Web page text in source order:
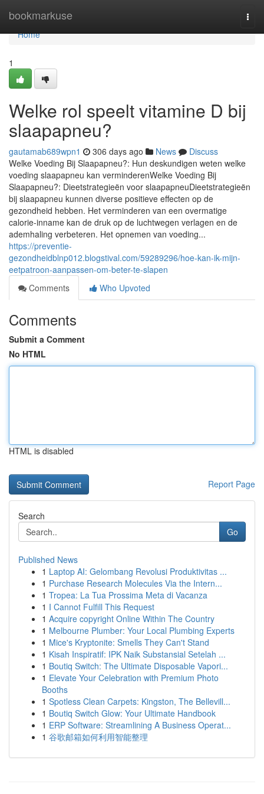
bookmarkuse
Home
Home
1
Welke rol speelt vitamine D bij
slaapapneu?
gautamab689wpn1 306 days ago News
Discuss
Welke Voeding Bij Slaapapneu?: Hun deskundigen weten welke
voeding slaapapneu kan verminderenWelke Voeding Bij
Slaapapneu?: Dieetstrategieën voor slaapapneuDieetstrategieën
bij slaapapneu kunnen diverse positieve effecten op de
gezondheid hebben. Het verminderen van een overmatige
calorie-inname kan de druk op de luchtwegen verlagen en de
ademhaling verbeteren. Het opnemen van voeding...
https://preventie-
gezondheidblnp012.blogstival.com/59289296/hoe-kan-ik-mijn-
eetpatroon-aanpassen-om-beter-te-slapen
Comments
Who Upvoted
Comments
Submit a Comment
No HTML
HTML is disabled
Report Page
Search
Go
Published News
1 Laptop AI: Gelombang Revolusi Produktivitas ...
1 Purchase Research Molecules Via the Intern...
1 Tropea: La Tua Prossima Meta di Vacanza
1 I Cannot Fulfill This Request
1 Acquire copyright Online Within The Country
1 Melbourne Plumber: Your Local Plumbing Experts
1 Mice's Kryptonite: Smells They Can't Stand
1 Kisah Inspiratif: IPK Naik Substansial Setelah ...
1 Boutiq Switch: The Ultimate Disposable Vapori...
1 Elevate Your Celebration with Premium Photo
Booths
1 Spotless Clean Carpets: Kingston, The Bellevill...
1 Boutiq Switch Glow: Your Ultimate Handbook
1 ERP Software: Streamlining A Business Operat...
1 谷歌邮箱如何利用智能整理